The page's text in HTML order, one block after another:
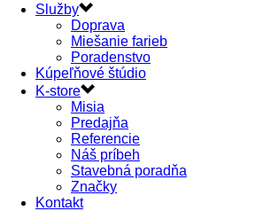
Služby
Doprava
Miešanie farieb
Poradenstvo
Kúpeľňové štúdio
K-store
Misia
Predajňa
Referencie
Náš príbeh
Stavebná poradňa
Značky
Kontakt